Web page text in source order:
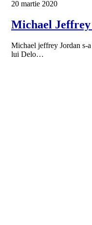
20 martie 2020
Michael
Michael jeffrey Jordan s-
lui Delo…